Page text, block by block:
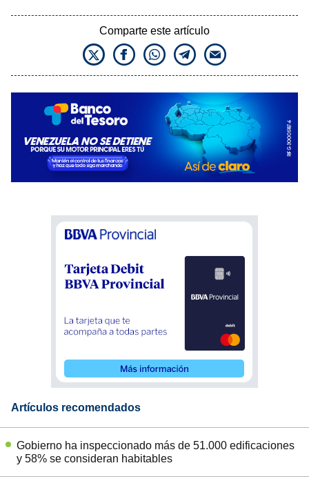
Comparte este artículo
Artículos recomendados
Gobierno ha inspeccionado más de 51.000 edificaciones
y 58% se consideran habitables